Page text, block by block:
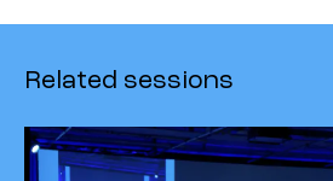
Related sessions